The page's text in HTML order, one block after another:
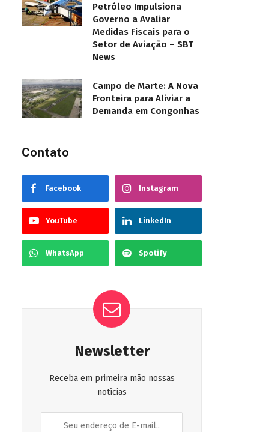
Petróleo Impulsiona
Governo a Avaliar
Medidas Fiscais para o
Setor de Aviação – SBT
News
Campo de Marte: A Nova
Fronteira para Aliviar a
Demanda em Congonhas
Contato
Facebook Instagram
YouTube LinkedIn
WhatsApp Spotify
Newsletter
Receba em primeira mão nossas
notícias